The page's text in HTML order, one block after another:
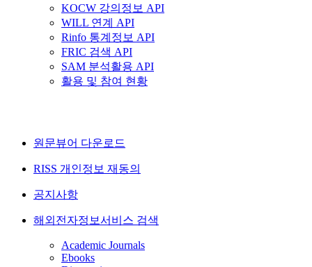
KOCW 강의정보 API
WILL 연계 API
Rinfo 통계정보 API
FRIC 검색 API
SAM 분석활용 API
활용 및 참여 현황
원문뷰어 다운로드
RISS 개인정보 재동의
공지사항
해외전자정보서비스 검색
Academic Journals
Ebooks